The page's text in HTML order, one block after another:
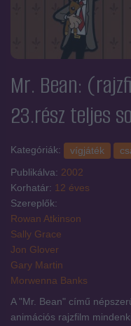
Mr. Bean:
23.rész teljes
Kategóriák: vígjáték
Publikálva: 2002
Korhatár: 12 éves
Szereplők:
Rowan Atkinson
Sally Grace
Jon Glover
Gary Martin
Morwenna Banks
A "Mr. Bean" című
animációs rajzfilm